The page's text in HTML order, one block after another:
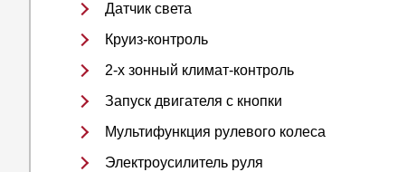
Датчик света
Круиз-контроль
2-х зонный климат-контроль
Запуск двигателя с кнопки
Мультифункция рулевого колеса
Электроусилитель руля